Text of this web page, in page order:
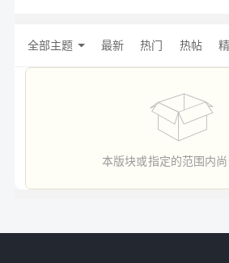
全部主题 最新 热门 热帖
本版块或指定的范围内